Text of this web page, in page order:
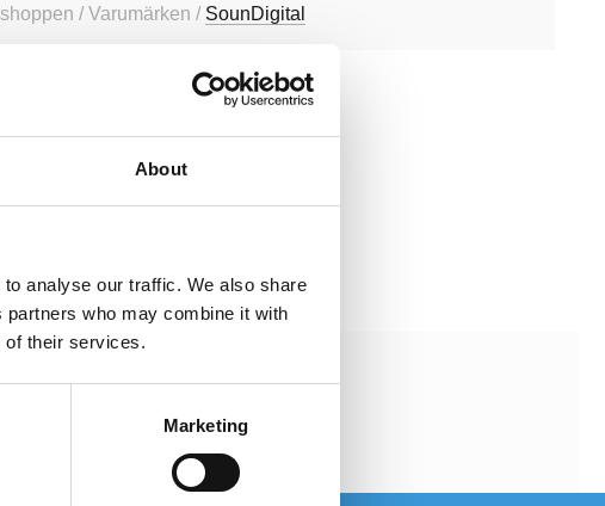
About
analyse our traffic. We also share
who may combine it with
of their services.
Marketing
/ Varumärken / SounDigital
SD1200.4-2 EVO5
senaste 30 dagarna är 2990 kr